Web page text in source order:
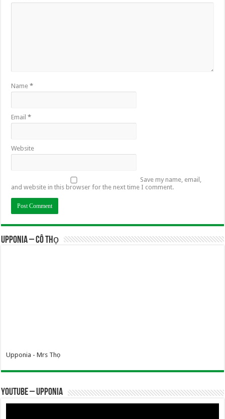
Name*
Email*
Website
Save my name, email,
and website in this browser for the next time I comment.
UPPONIA – Cô Thọ
Upponia - Mrs Thọ
YOUTUBE – UPPONIA